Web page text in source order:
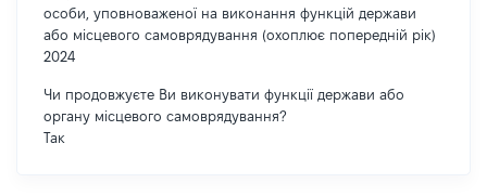
особи, уповноваженої на виконання функцій держави
або місцевого самоврядування (охоплює попередній рік)
2024
Чи продовжуєте Ви виконувати функції держави або
органу місцевого самоврядування?
Так